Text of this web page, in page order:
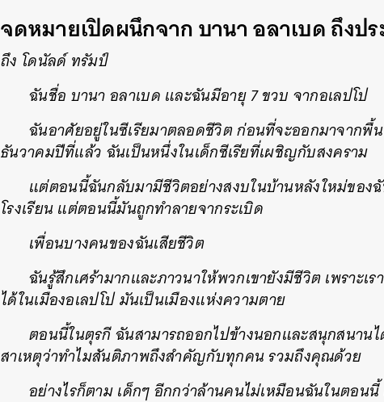
จดหมายเปิดผนึกจาก บานา อลาเบด ถึงป
ถึง โดนัลด์ ทรัมป์
ฉันชื่อ บานา อลาเบด และฉันมีอายุ 7 ขวบ จากอเลปโป
ฉันอาศัยอยู่ในซีเรียมาตลอดชีวิต ก่อนที่จะออกมาจากพื้
ธันวาคมปีที่แล้ว ฉันเป็นหนึ่งในเด็กซีเรียที่เผชิญกับสงคราม
แต่ตอนนี้ฉันกลับมามีชีวิตอย่างสงบในบ้านหลังใหม่ของ
โรงเรียน แต่ตอนนี้มันถูกทำลายจากระเบิด
เพื่อนบางคนของฉันเสียชีวิต
ฉันรู้สึกเศร้ามากและภาวนาให้พวกเขายังมีชีวิต เพราะเ
ได้ในเมืองอเลปโป มันเป็นเมืองแห่งความตาย
ตอนนี้ในตุรกี ฉันสามารถออกไปข้างนอกและสนุกสนาน
สาเหตุว่าทำไมสันติภาพถึงสำคัญกับทุกคน รวมถึงคุณด้วย
อย่างไรก็ตาม เด็กๆ อีกกว่าล้านคนไม่เหมือนฉันในตอน